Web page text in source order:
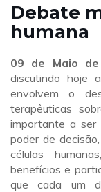
Debate
humana
09 de Maio
discutindo hoje
envolvem o
terapêuticas
importante a ser
poder de
células
benefícios e
que cada um